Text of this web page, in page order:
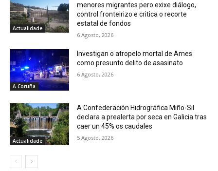
Actualidade
menores migrantes pero exixe diálogo,
control fronteirizo e critica o recorte
estatal de fondos
6 Agosto, 2026
A Coruña
Investigan o atropelo mortal de Ames
como presunto delito de asasinato
6 Agosto, 2026
Actualidade
A Confederación Hidrográfica Miño-Sil
declara a prealerta por seca en Galicia tras
caer un 45% os caudales
5 Agosto, 2026